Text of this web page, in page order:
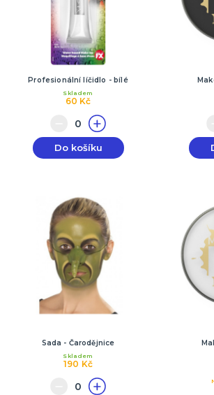
Profesionální líčidlo - bílé
60 Kč
Skladem
Do košíku
Sada - Čarodějnice
190 Kč
Skladem